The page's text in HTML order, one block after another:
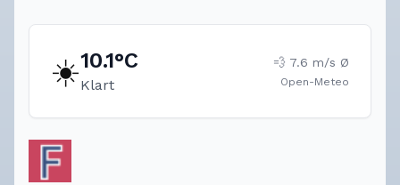
☀️10.1°C
Klart
💨 7.6 m/s Ø
Open-Meteo